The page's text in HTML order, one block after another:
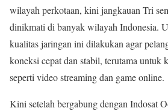
wilayah perkotaan, kini jangkauan Tri
dinikmati di banyak wilayah Indonesia.
kualitas jaringan ini dilakukan agar
koneksi cepat dan stabil, terutama untuk
seperti video streaming dan game online.
Kini setelah bergabung dengan Indosat